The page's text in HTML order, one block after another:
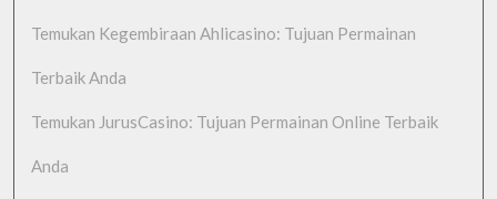
Temukan Kegembiraan Ahlicasino: Tujuan Permainan
Terbaik Anda
Temukan JurusCasino: Tujuan Permainan Online Terbaik
Anda